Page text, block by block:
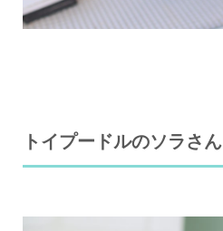
トイプードルのソラさん